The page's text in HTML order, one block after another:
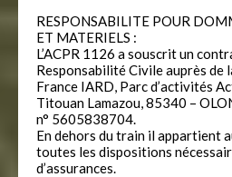
RESPONSABILITE POUR
ET MATERIELS :
L’ACPR 1126 a souscrit un
Responsabilité Civile auprès de
France IARD, Parc d’activités
Titouan Lamazou, 85340 –
n° 5605838704.
En dehors du train il appartient
toutes les dispositions
d’assurances.